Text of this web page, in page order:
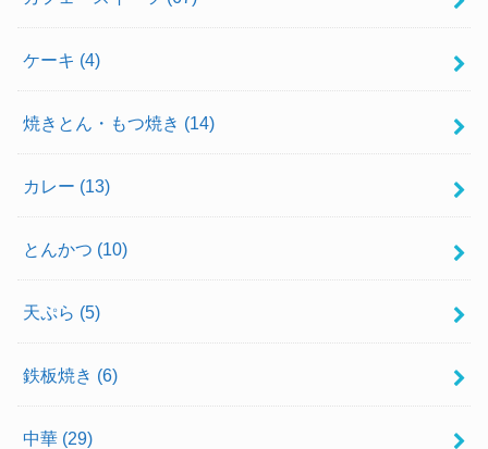
ケーキ (4)
焼きとん・もつ焼き (14)
カレー (13)
とんかつ (10)
天ぷら (5)
鉄板焼き (6)
中華 (29)